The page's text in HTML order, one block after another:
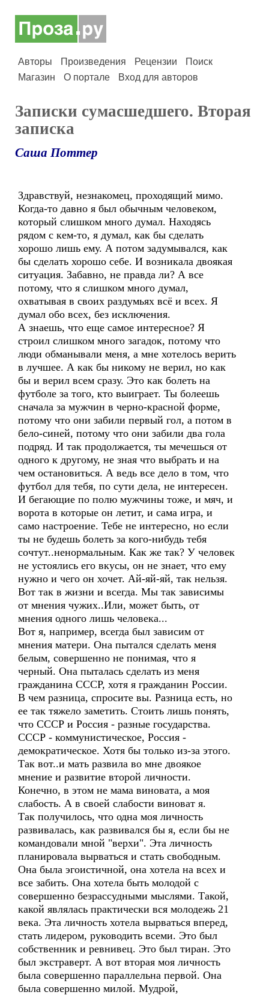
Авторы Произведения Рецензии
Поиск
Магазин
О портале Вход для авторов
Записки сумасшедшего. Вторая
записка
Саша Поттер
Здравствуй, незнакомец, проходящий мимо.
Когда-то давно я был обычным человеком,
который слишком много думал. Находясь
рядом с кем-то, я думал, как бы сделать
хорошо лишь ему. А потом задумывался, как
бы сделать хорошо себе. И возникала двоякая
ситуация. Забавно, не правда ли? А все
потому, что я слишком много думал,
охватывая в своих раздумьях всё и всех. Я
думал обо всех, без исключения.
А знаешь, что еще самое интересное? Я
строил слишком много загадок, потому что
люди обманывали меня, а мне хотелось верить
в лучшее. А как бы никому не верил, но как
бы и верил всем сразу. Это как болеть на
футболе за того, кто выиграет. Ты болеешь
сначала за мужчин в черно-красной форме,
потому что они забили первый гол, а потом в
бело-синей, потому что они забили два гола
подряд. И так продолжается, ты мечешься от
одного к другому, не зная что выбрать и на
чем остановиться. А ведь все дело в том, что
футбол для тебя, по сути дела, не интересен.
И бегающие по полю мужчины тоже, и мяч, и
ворота в которые он летит, и сама игра, и
само настроение. Тебе не интересно, но если
ты не будешь болеть за кого-нибудь тебя
сочтут..ненормальным. Как же так? У человек
не устоялись его вкусы, он не знает, что ему
нужно и чего он хочет. Ай-яй-яй, так нельзя.
Вот так в жизни и всегда. Мы так зависимы
от мнения чужих..Или, может быть, от
мнения одного лишь человека...
Вот я, например, всегда был зависим от
мнения матери. Она пытался сделать меня
белым, совершенно не понимая, что я
черный. Она пыталась сделать из меня
гражданина СССР, хотя я гражданин России.
В чем разница, спросите вы. Разница есть, но
ее так тяжело заметить. Стоить лишь понять,
что СССР и Россия - разные государства.
СССР - коммунистическое, Россия -
демократическое. Хотя бы только из-за этого.
Так вот..и мать развила во мне двоякое
мнение и развитие второй личности.
Конечно, в этом не мама виновата, а моя
слабость. А в своей слабости виноват я.
Так получилось, что одна моя личность
развивалась, как развивался бы я, если бы не
командовали мной "верхи". Эта личность
планировала вырваться и стать свободным.
Она была эгоистичной, она хотела на всех и
все забить. Она хотела быть молодой с
совершенно безрассудными мыслями. Такой,
какой являлась практически вся молодежь 21
века. Эта личность хотела вырваться вперед,
стать лидером, руководить всеми. Это был
собственник и ревнивец. Это был тиран. Это
был экстраверт. А вот вторая моя личность
была совершенно параллельна первой. Она
была совершенно милой. Мудрой,